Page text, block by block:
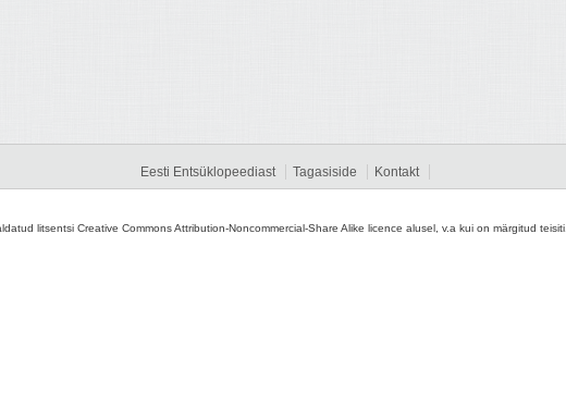
Eesti Entsüklopeediast Tagasiside Kontakt
litsentsi Creative Commons Attribution-Noncommercial-Share Alike licence alusel, v.a kui on märgitud teisiti.